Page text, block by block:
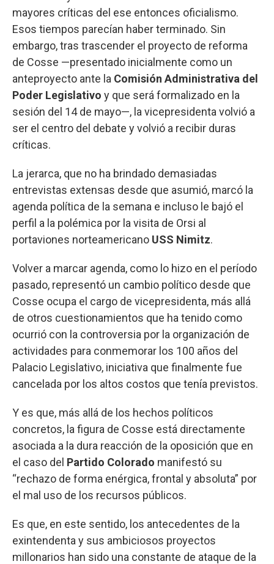
mayores críticas del ese entonces oficialismo.
Esos tiempos parecían haber terminado. Sin
embargo, tras trascender el proyecto de reforma
de Cosse —presentado inicialmente como un
anteproyecto ante la Comisión Administrativa del
Poder Legislativo y que será formalizado en la
sesión del 14 de mayo—, la vicepresidenta volvió a
ser el centro del debate y volvió a recibir duras
críticas.
La jerarca, que no ha brindado demasiadas
entrevistas extensas desde que asumió, marcó la
agenda política de la semana e incluso le bajó el
perfil a la polémica por la visita de Orsi al
portaviones norteamericano USS Nimitz.
Volver a marcar agenda, como lo hizo en el período
pasado, representó un cambio político desde que
Cosse ocupa el cargo de vicepresidenta, más allá
de otros cuestionamientos que ha tenido como
ocurrió con la controversia por la organización de
actividades para conmemorar los 100 años del
Palacio Legislativo, iniciativa que finalmente fue
cancelada por los altos costos que tenía previstos.
Y es que, más allá de los hechos políticos
concretos, la figura de Cosse está directamente
asociada a la dura reacción de la oposición que en
el caso del Partido Colorado manifestó su
“rechazo de forma enérgica, frontal y absoluta” por
el mal uso de los recursos públicos.
Es que, en este sentido, los antecedentes de la
exintendenta y sus ambiciosos proyectos
millonarios han sido una constante de ataque de la